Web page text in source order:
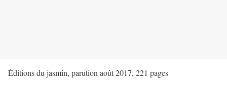
Éditions du jasmin, parution août 2017, 221 pages